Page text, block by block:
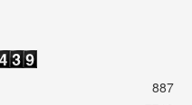
887